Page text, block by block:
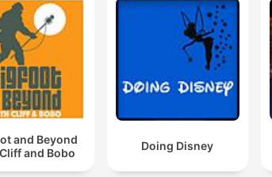
and Beyond
and Bobo
Doing Disney